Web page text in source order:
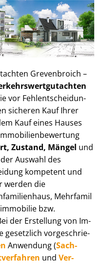
Grevenbroich –
vor Fehl­ent­schei­dun­
sicheren Kauf Ihrer
Kauf eines Hauses
Zustand, Mängel und
Auswahl des
kompetent und
werden die
Mehr­fa­mi­l
bzw.
der Erstellung von Im­
gesetzlich vor­ge­schrie­
Anwendung (Sach­
und Ver­